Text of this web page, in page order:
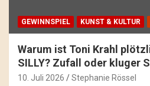
GEWINNSPIEL KUNST & KULTUR
Warum ist Toni Krahl
SILLY? Zufall oder kluger
10. Juli 2026 Stephanie Rössel